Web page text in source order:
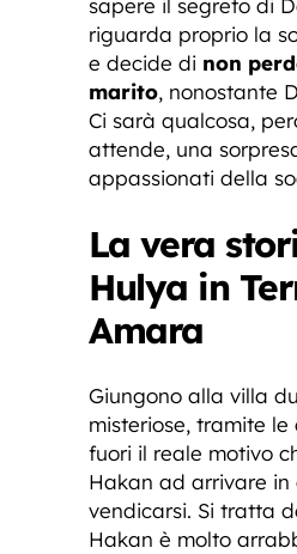
sapere il segreto di
riguarda proprio la
e decide di non
marito, nonostante
Ci sarà qualcosa,
attende, una
appassionati della
La vera
Hulya in
Amara
Giungono alla villa
misteriose, tramite le
fuori il reale motivo
Hakan ad arrivare
vendicarsi. Si tratta
Hakan è molto